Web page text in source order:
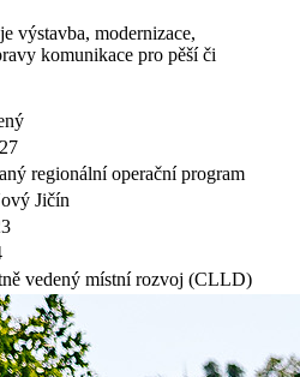
výstavba, modernizace,
komunikace pro pěší či
regionální operační program
Jičín
vedený místní rozvoj (CLLD)